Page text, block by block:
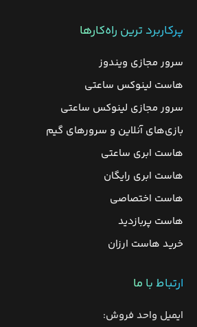
پرکاربرد ترین راه‌کارها
سرور مجازی ویندوز
هاست لینوکس ساعتی
سرور مجازی لینوکس ساعتی
بازی‌های آنلاین و سرورهای گیم
هاست ابری ساعتی
هاست ابری رایگان
هاست اختصاصی
هاست پربازدید
خرید هاست ارزان
ارتباط با ما
ایمیل واحد فروش: